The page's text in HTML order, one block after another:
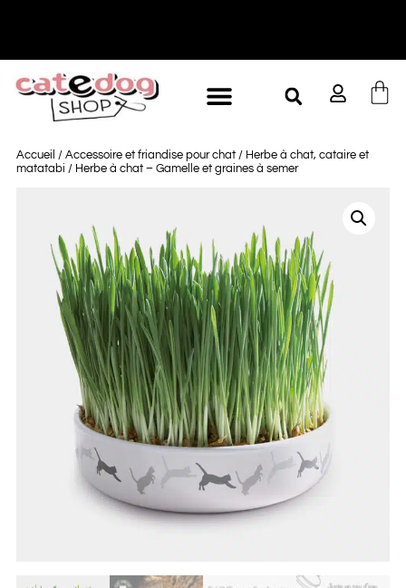
-10% à partir de 60€ d'achat
Accueil / Accessoire et friandise pour chat/ Herbe à chat, cataire et
matatabi / Herbe à chat – Gamelle et graines à semer